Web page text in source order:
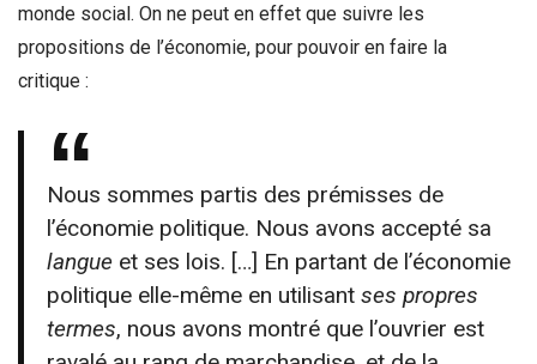
monde social. On ne peut en effet que suivre les
propositions de l’économie, pour pouvoir en faire la
critique :
Nous sommes partis des prémisses de
l’économie politique. Nous avons accepté sa
langue et ses lois. […] En partant de l’économie
politique elle-même en utilisantses propres
termes, nous avons montré que l’ouvrier est